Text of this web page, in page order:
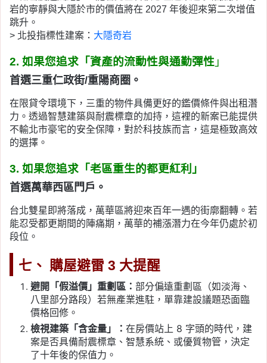
岩的寧靜與大隱於市的價值將在 2027 年後迎來第二次增值
跳升。
> 北投指標性建案： 大隱奇岩
2. 如果您追求「資產的流動性與通勤彈性 」
首選三重仁政街/重陽商圈。
在限貸令環境下，三重的物件具備更好的鑑價條件與出租潛
力。透過智慧建築與耐震標章的加持，這裡的新案已能提供
不輸北市豪宅的安全保障，對於科技族而言，這是極致高效
的選擇。
3. 如果您追求「老區重生的都更紅利」
首選萬華西區門戶。
台北雙星即將落成，萬華區將迎來百年一遇的街廓翻轉。若
能忍受都更期間的陣痛期，萬華的補漲潛力在今年仍處於初
段位。
七、 購屋避雷 3 大提醒
避開「假溢價」重劃區： 部分偏遠重劃區（如淡海、
八里部分路段）若無產業進駐，單靠建設議題恐面臨
價格回修。
檢視建築「含金量」： 在房價站上 8 字頭的時代，建
案是否具備耐震標章、智慧系統、或優質物管，決定
了十年後的保值力。